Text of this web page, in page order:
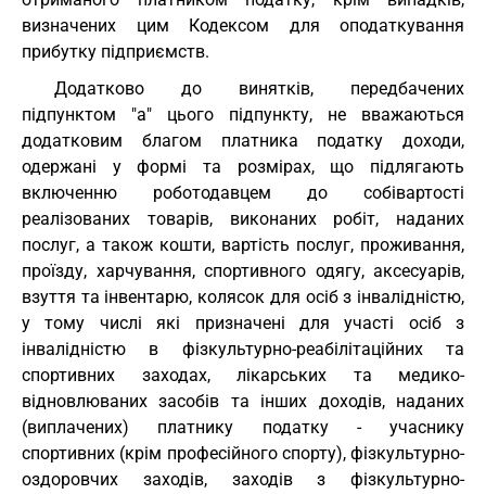
визначених цим Кодексом для оподаткування
прибутку підприємств.
Додатково до винятків, передбачених
підпунктом "а" цього підпункту, не вважаються
додатковим благом платника податку доходи,
одержані у формі та розмірах, що підлягають
включенню роботодавцем до собівартості
реалізованих товарів, виконаних робіт, наданих
послуг, а також кошти, вартість послуг, проживання,
проїзду, харчування, спортивного одягу, аксесуарів,
взуття та інвентарю, колясок для осіб з інвалідністю,
у тому числі які призначені для участі осіб з
інвалідністю в фізкультурно-реабілітаційних та
спортивних заходах, лікарських та медико-
відновлюваних засобів та інших доходів, наданих
(виплачених) платнику податку - учаснику
спортивних (крім професійного спорту), фізкультурно-
оздоровчих заходів, заходів з фізкультурно-